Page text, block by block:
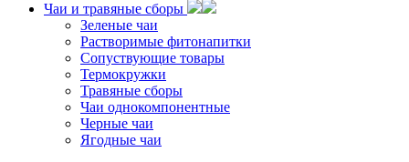
Чаи и травяные сборы
Зеленые чаи
Растворимые фитонапитки
Сопуствующие товары
Термокружки
Травяные сборы
Чаи однокомпонентные
Черные чаи
Ягодные чаи